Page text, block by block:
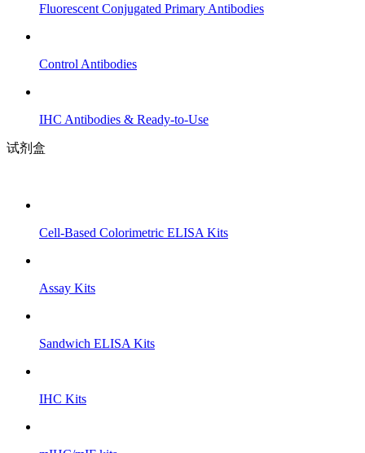
Fluorescent Conjugated Primary Antibodies
Control Antibodies
IHC Antibodies & Ready-to-Use
试剂盒
Cell-Based Colorimetric ELISA Kits
Assay Kits
Sandwich ELISA Kits
IHC Kits